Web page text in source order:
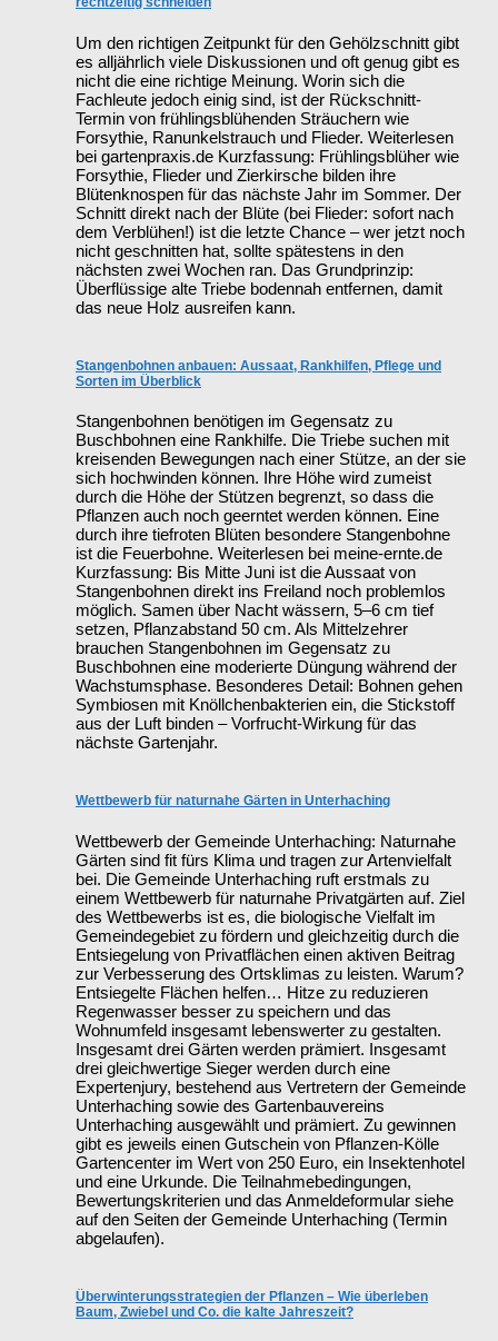
Um den richtigen Zeitpunkt für den Gehölzschnitt gibt
es alljährlich viele Diskussionen und oft genug gibt es
nicht die eine richtige Meinung. Worin sich die
Fachleute jedoch einig sind, ist der Rückschnitt-
Termin von frühlingsblühenden Sträuchern wie
Forsythie, Ranunkelstrauch und Flieder. Weiterlesen
bei gartenpraxis.de Kurzfassung: Frühlingsblüher wie
Forsythie, Flieder und Zierkirsche bilden ihre
Blütenknospen für das nächste Jahr im Sommer. Der
Schnitt direkt nach der Blüte (bei Flieder: sofort nach
dem Verblühen!) ist die letzte Chance – wer jetzt noch
nicht geschnitten hat, sollte spätestens in den
nächsten zwei Wochen ran. Das Grundprinzip:
Überflüssige alte Triebe bodennah entfernen, damit
das neue Holz ausreifen kann.
Stangenbohnen anbauen: Aussaat, Rankhilfen, Pflege und
Sorten im Überblick
Stangenbohnen benötigen im Gegensatz zu
Buschbohnen eine Rankhilfe. Die Triebe suchen mit
kreisenden Bewegungen nach einer Stütze, an der sie
sich hochwinden können. Ihre Höhe wird zumeist
durch die Höhe der Stützen begrenzt, so dass die
Pflanzen auch noch geerntet werden können. Eine
durch ihre tiefroten Blüten besondere Stangenbohne
ist die Feuerbohne. Weiterlesen bei meine-ernte.de
Kurzfassung: Bis Mitte Juni ist die Aussaat von
Stangenbohnen direkt ins Freiland noch problemlos
möglich. Samen über Nacht wässern, 5–6 cm tief
setzen, Pflanzabstand 50 cm. Als Mittelzehrer
brauchen Stangenbohnen im Gegensatz zu
Buschbohnen eine moderierte Düngung während der
Wachstumsphase. Besonderes Detail: Bohnen gehen
Symbiosen mit Knöllchenbakterien ein, die Stickstoff
aus der Luft binden – Vorfrucht-Wirkung für das
nächste Gartenjahr.
Wettbewerb für naturnahe Gärten in Unterhaching
Wettbewerb der Gemeinde Unterhaching: Naturnahe
Gärten sind fit fürs Klima und tragen zur Artenvielfalt
bei. Die Gemeinde Unterhaching ruft erstmals zu
einem Wettbewerb für naturnahe Privatgärten auf. Ziel
des Wettbewerbs ist es, die biologische Vielfalt im
Gemeindegebiet zu fördern und gleichzeitig durch die
Entsiegelung von Privatflächen einen aktiven Beitrag
zur Verbesserung des Ortsklimas zu leisten. Warum?
Entsiegelte Flächen helfen… Hitze zu reduzieren
Regenwasser besser zu speichern und das
Wohnumfeld insgesamt lebenswerter zu gestalten.
Insgesamt drei Gärten werden prämiert. Insgesamt
drei gleichwertige Sieger werden durch eine
Expertenjury, bestehend aus Vertretern der Gemeinde
Unterhaching sowie des Gartenbauvereins
Unterhaching ausgewählt und prämiert. Zu gewinnen
gibt es jeweils einen Gutschein von Pflanzen-Kölle
Gartencenter im Wert von 250 Euro, ein Insektenhotel
und eine Urkunde. Die Teilnahmebedingungen,
Bewertungskriterien und das Anmeldeformular siehe
auf den Seiten der Gemeinde Unterhaching (Termin
abgelaufen).
Überwinterungsstrategien der Pflanzen – Wie überleben
Baum, Zwiebel und Co. die kalte Jahreszeit?